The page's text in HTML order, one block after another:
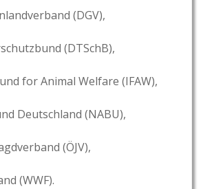
(DGV),
(DTSchB),
for Animal Welfare (IFAW),
Deutschland (NABU),
(ÖJV),
(WWF).